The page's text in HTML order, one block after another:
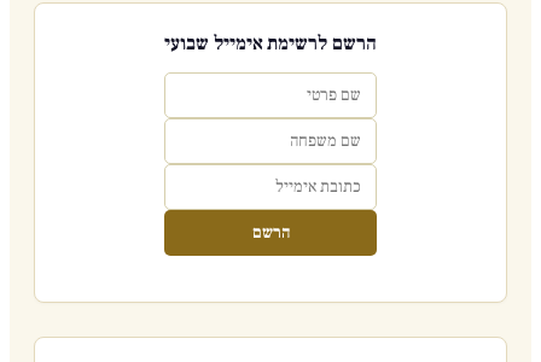
הרשם לרשימת אימייל שבועי
הרשם